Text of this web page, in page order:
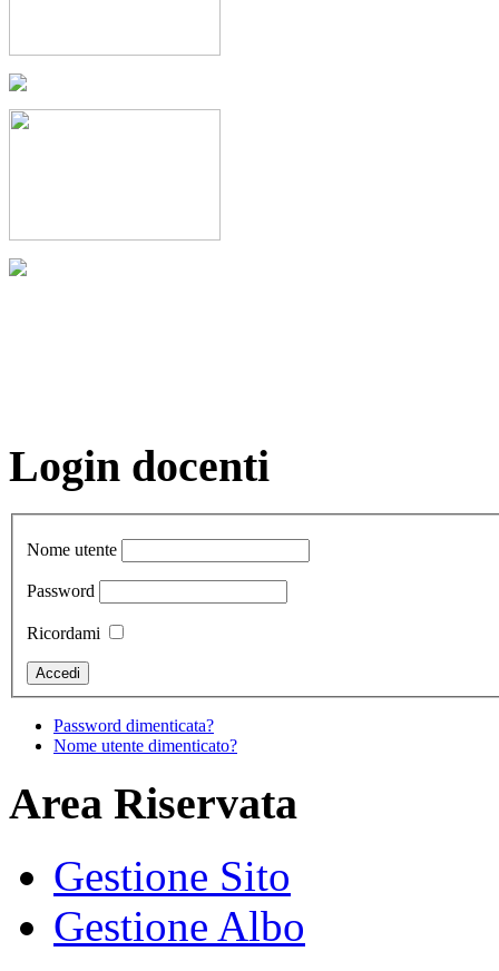
Login docenti
Nome utente
Password
Ricordami
Password dimenticata?
Nome utente dimenticato?
Area Riservata
Gestione Sito
Gestione Albo